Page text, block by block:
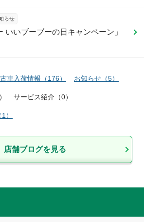
らせ
いいブーブーの日キャンペーン」
車入荷情報 （176） お知らせ （5）
） サービス紹介 （0）
1 ）
店舗ブログを見る